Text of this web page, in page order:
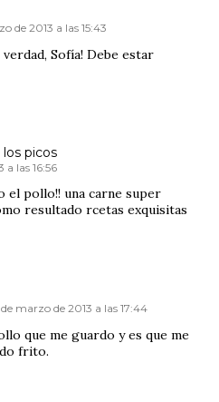
de 2013 a las 15:43
Sofía! Debe estar
picos
a las 16:56
el pollo!! una carne super
resultado rcetas exquisitas
marzo de 2013 a las 17:44
que me guardo y es que me
frito.